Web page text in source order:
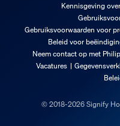
Kennisgeving
Gebruiksvoorwaarden voor
Beleid voor
Neem contact op met
Vacatures
© 2018-2026 Signify